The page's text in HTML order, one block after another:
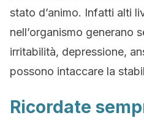
stato d’animo. Infatti alti
nell’organismo generano
irritabilità, depressione,
possono intaccare la
Ricordate